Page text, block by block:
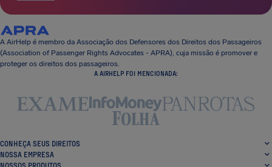
A AirHelp é membro da Associação dos Defensores dos Direitos dos Passageiros
(Association of Passenger Rights Advocates - APRA), cuja missão é promover e
proteger os direitos dos passageiros.
A AIRHELP FOI MENCIONADA:
CONHEÇA SEUS DIREITOS
NOSSA EMPRESA
NOSSOS PRODUTOS